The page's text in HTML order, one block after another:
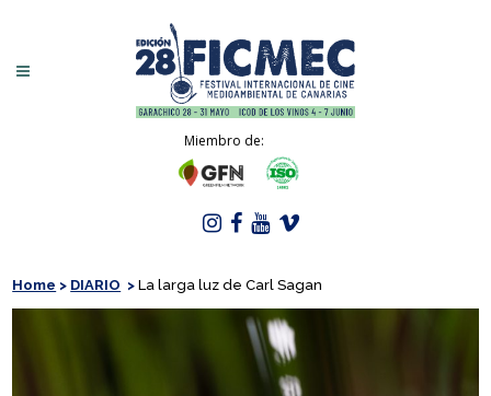
Miembro de:
Home > DIARIO >La larga luz de Carl Sagan